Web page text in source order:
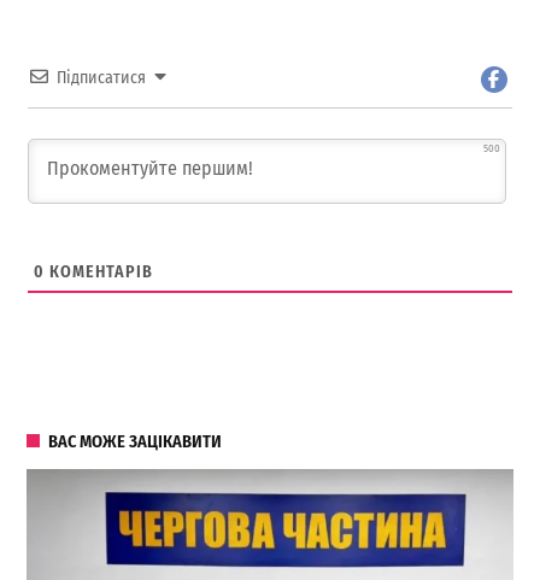
Підписатися
500
0 КОМЕНТАРІВ
ВАС МОЖЕ ЗАЦІКАВИТИ